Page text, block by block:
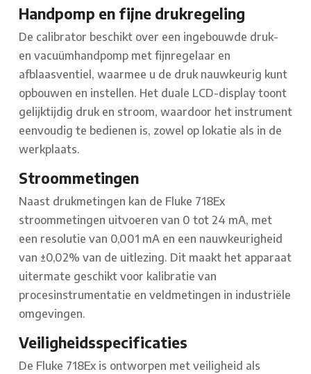
Handpomp en fijne drukregeling
De calibrator beschikt over een ingebouwde druk-
en vacuümhandpomp met fijnregelaar en
afblaasventiel, waarmee u de druk nauwkeurig kunt
opbouwen en instellen. Het duale LCD-display toont
gelijktijdig druk en stroom, waardoor het instrument
eenvoudig te bedienen is, zowel op lokatie als in de
werkplaats.
Stroommetingen
Naast drukmetingen kan de Fluke 718Ex
stroommetingen uitvoeren van 0 tot 24 mA, met
een resolutie van 0,001 mA en een nauwkeurigheid
van ±0,02% van de uitlezing. Dit maakt het apparaat
uitermate geschikt voor kalibratie van
procesinstrumentatie en veldmetingen in industriële
omgevingen.
Veiligheidsspecificaties
De Fluke 718Ex is ontworpen met veiligheid als